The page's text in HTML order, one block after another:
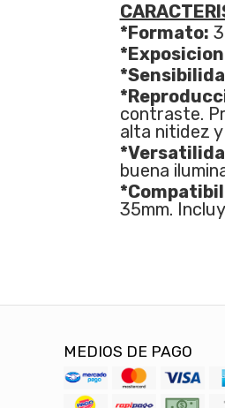
*Formato:
contraste.
alta nitidez
buena
35mm.
MEDIOS DE PAGO